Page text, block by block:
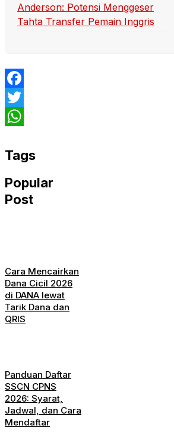
Anderson: Potensi Menggeser
Tahta Transfer Pemain Inggris
Facebook
Twitter
Tags
Popular
Post
Cara Mencairkan
Dana Cicil 2026
di DANA lewat
Tarik Dana dan
QRIS
Panduan Daftar
SSCN CPNS
2026: Syarat,
Jadwal, dan Cara
Mendaftar